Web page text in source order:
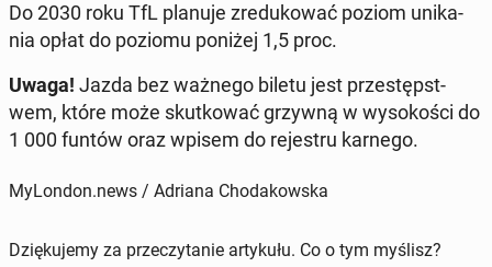
Do 2030 roku TfL planuje zre­dukować poziom unika­
nia opłat do poziomu poniżej 1,5 proc.
Uwaga! Jazda bez ważnego biletu jest przestępst­
wem, które może skutkować grzywną w wysokoś­ci do
1 000 funtów oraz wpisem do re­jestru karnego.
MyLondon.news / Adriana Chodakowska
Dziękujemy za przeczytanie artykułu. Co o tym myślisz?